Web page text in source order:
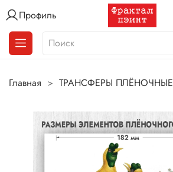
Профиль
Главная ТРАНСФЕРЫ ПЛЁНОЧНЫЕ